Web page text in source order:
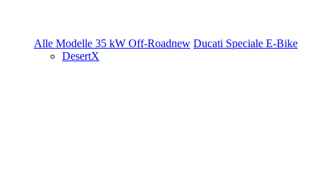
Alle Modelle 35 kW Off-Roadnew Ducati Speciale E-Bike
DesertX